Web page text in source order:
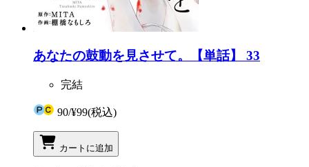
あなたの鼓動を見させて。【単話】 33
完結
90/¥99(税込)
カートに追加